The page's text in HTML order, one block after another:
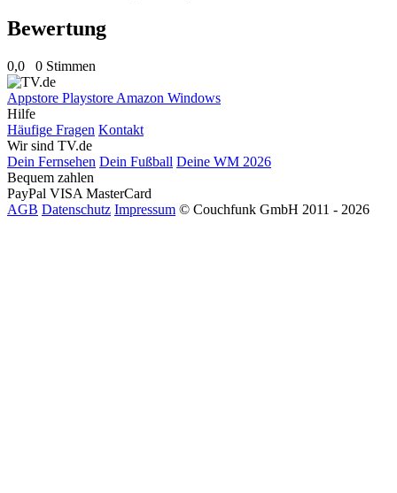
Bewertung
0,0 0 Stimmen
Appstore Playstore Amazon Windows
Hilfe
Häufige Fragen Kontakt
Wir sind TV.de
Dein Fernsehen Dein Fußball Deine WM 2026
Bequem zahlen
PayPal VISA MasterCard
AGB Datenschutz Impressum © Couchfunk GmbH 2011 - 2026